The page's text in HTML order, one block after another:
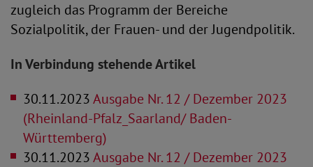
zugleich das Programm der Bereiche
Sozialpolitik, der Frauen- und der Jugendpolitik.
In Verbindung stehende Artikel
30.11.2023Ausgabe Nr. 12 / Dezember 2023
(Rheinland-Pfalz_Saarland/ Baden-
Württemberg)
30.11.2023Ausgabe Nr. 12 / Dezember 2023